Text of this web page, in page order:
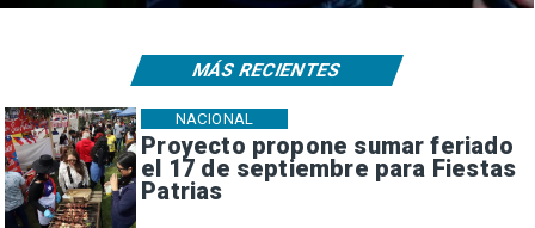
Proyecto propone sumar feriado
el 17 de septiembre para Fiestas
Patrias
NACIONAL
MÁS RECIENTES